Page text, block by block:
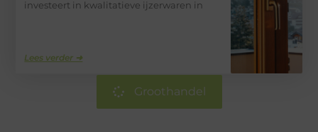
investeert in kwalitatieve ijzerwaren in
Lees verder ➜
Groothandel